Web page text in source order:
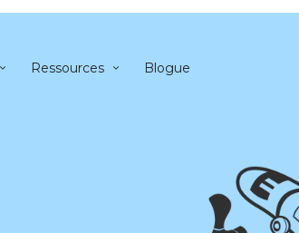
Ressources Blogue